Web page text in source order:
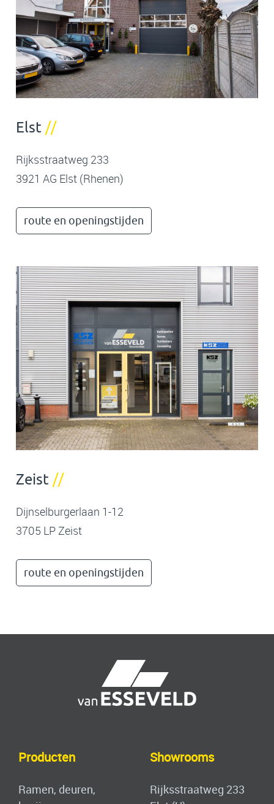
Elst //
Rijksstraatweg 233
3921 AG Elst (Rhenen)
route en openingstijden
Zeist //
Dijnselburgerlaan 1-12
3705 LP Zeist
route en openingstijden
Producten
Ramen, deuren,
Showrooms
Rijksstraatweg 233